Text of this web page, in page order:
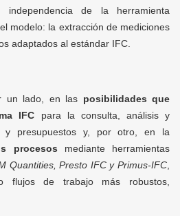
independencia de la herramienta
modelo: la extracción de mediciones
adaptados al estándar IFC.
un lado, en las posibilidades que
IFC para la consulta, análisis y
y presupuestos y, por otro, en la
procesos mediante herramientas
Quantities, Presto IFC y Primus-IFC
flujos de trabajo más robustos,